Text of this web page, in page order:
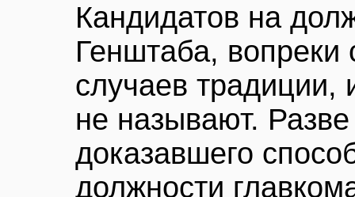
Кандидатов на
Генштаба,
случаев традиции,
не называют.
доказавшего
должности